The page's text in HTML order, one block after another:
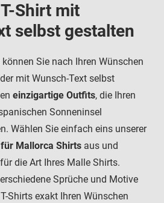
Shirt mit
selbst gestalten
Sie nach Ihren Wünschen
mit Wunsch-Text selbst
einzigartige Outfits, die Ihren
Sonneninsel
Wählen Sie einfach eins unserer
Mallorca Shirts aus und
die Art Ihres Malle Shirts.
Sprüche und Motive
Shirts exakt Ihren Wünschen